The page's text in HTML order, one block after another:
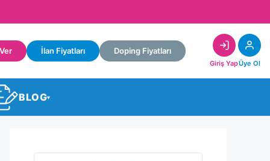
İlan Fiyatları Doping Fiyatları
Giriş YapÜye Ol
BLOG▾